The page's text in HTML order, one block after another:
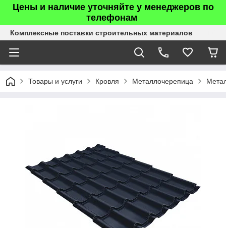
Цены и наличие уточняйте у менеджеров по
телефонам
Комплексные поставки строительных материалов
Товары и услуги Кровля Металлочерепица